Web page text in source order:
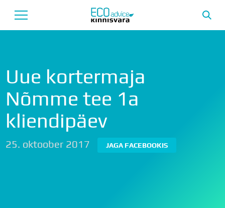
Uusarendused
Tutvustus
Teenused
Uudised
Uue kortermaja
Nõmme tee 1a
kliendipäev
25. oktoober 2017 JAGA FACEBOOKIS